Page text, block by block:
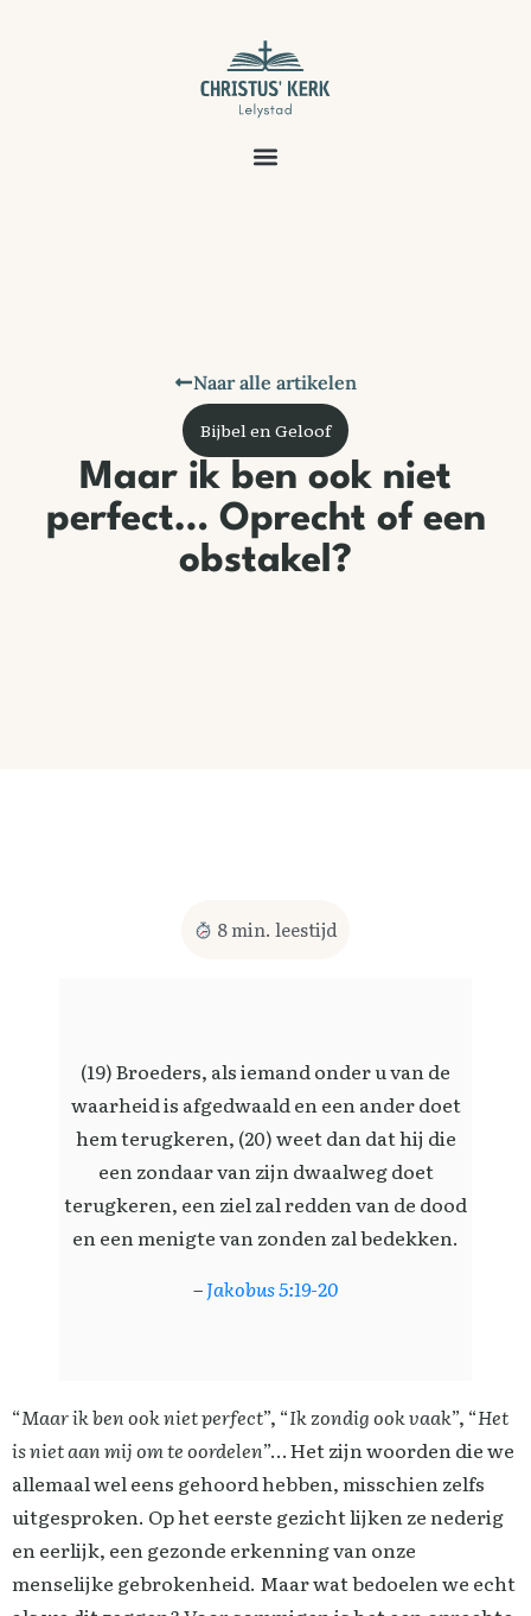
Naar alle artikelen
Bijbel en Geloof
Maar ik ben ook niet
perfect… Oprecht of een
obstakel?
8min. leestijd
(19) Broeders, als iemand onder u van de
waarheid is afgedwaald en een ander doet
hem terugkeren, (20) weet dan dat hij die
een zondaar van zijn dwaalweg doet
terugkeren, een ziel zal redden van de dood
en een menigte van zonden zal bedekken.
–Jakobus 5:19-20
“Maar ik ben ook niet perfect”, “Ik zondig ook vaak”, “Het
is niet aan mij om te oordelen”… Het zijn woorden die we
allemaal wel eens gehoord hebben, misschien zelfs
uitgesproken. Op het eerste gezicht lijken ze nederig
en eerlijk, een gezonde erkenning van onze
menselijke gebrokenheid. Maar wat bedoelen we echt